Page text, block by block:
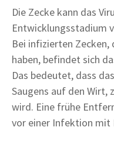
Die Zecke kann das
Entwicklungsstadium
Bei infizierten Zecken,
haben, befindet sich
Das bedeutet, dass
Saugens auf den Wirt,
wird. Eine frühe
vor einer Infektion mit